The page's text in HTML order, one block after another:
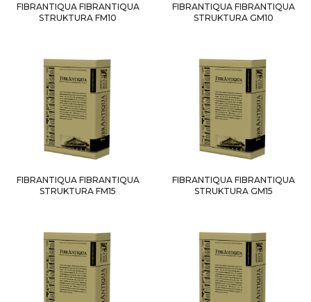
FIBRANTIQUA FIBRANTIQUA
STRUKTURA FM10
FIBRANTIQUA FIBRANTIQUA
STRUKTURA GM10
FIBRANTIQUA FIBRANTIQUA
STRUKTURA FM15
FIBRANTIQUA FIBRANTIQUA
STRUKTURA GM15